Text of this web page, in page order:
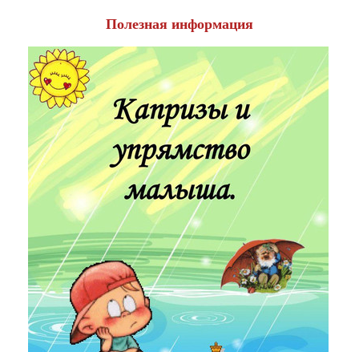
Полезная информация